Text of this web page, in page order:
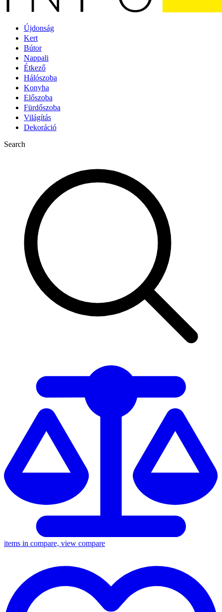
Újdonság
Kert
Bútor
Nappali
Étkező
Hálószoba
Konyha
Előszoba
Fürdőszoba
Világítás
Dekoráció
Search
items in compare, view compare